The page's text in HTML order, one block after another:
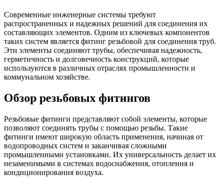
AISI
Трубы
нержавеющие
перфорированные
Трубы
нержавеющие
бесшовные
Уголок
алюминиевый
Фольга
алюминиевая
Чушка
алюминиевая
Швеллер
алюминиевый
Шестигранник
Квадрат
латунный
Круг
латунный
(пруток)
Лента
Тройники
стальные
Хомуты
стальные
Крепеж
шуруп-
и
Задвижки
Группы
Современные инженерные системы требуют
распространенных и надежных решений для соединения их
составляющих элементов. Одним из ключевых компонентов
таких систем является фитинг резьбовой для соединения труб.
Эти элементы соединяют трубы, обеспечивая надежность,
герметичность и долговечность конструкций, которые
используются в различных отраслях промышленности и
коммунальном хозяйстве.
Обзор резьбовых фитингов
Резьбовые фитинги представляют собой элементы, которые
позволяют соединять трубы с помощью резьбы. Такие
фитинги имеют широкую область применения, начиная от
водопроводных систем и заканчивая сложными
промышленными установками. Их универсальность делает их
незаменимыми в системах водоснабжения, отопления и
кондиционирования воздуха.